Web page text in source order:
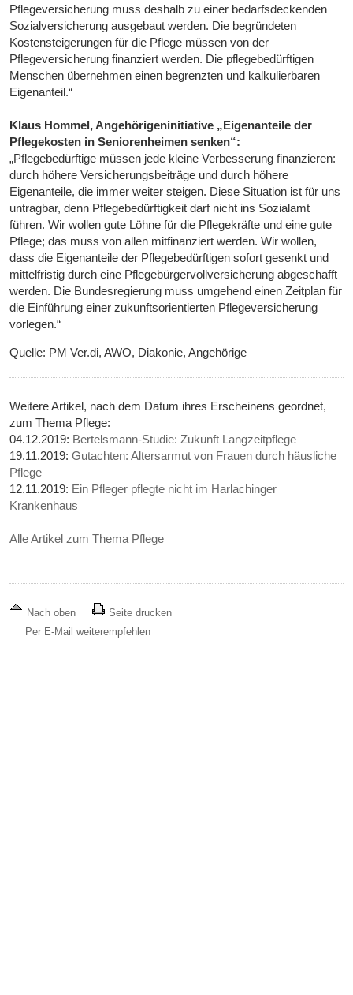
Pflegeversicherung muss deshalb zu einer bedarfsdeckenden
Sozialversicherung ausgebaut werden. Die begründeten
Kostensteigerungen für die Pflege müssen von der
Pflegeversicherung finanziert werden. Die pflegebedürftigen
Menschen übernehmen einen begrenzten und kalkulierbaren
Eigenanteil.“
Klaus Hommel, Angehörigeninitiative „Eigenanteile der
Pflegekosten in Seniorenheimen senken“:
„Pflegebedürftige müssen jede kleine Verbesserung finanzieren:
durch höhere Versicherungsbeiträge und durch höhere
Eigenanteile, die immer weiter steigen. Diese Situation ist für uns
untragbar, denn Pflegebedürftigkeit darf nicht ins Sozialamt
führen. Wir wollen gute Löhne für die Pflegekräfte und eine gute
Pflege; das muss von allen mitfinanziert werden. Wir wollen,
dass die Eigenanteile der Pflegebedürftigen sofort gesenkt und
mittelfristig durch eine Pflegebürgervollversicherung abgeschafft
werden. Die Bundesregierung muss umgehend einen Zeitplan für
die Einführung einer zukunftsorientierten Pflegeversicherung
vorlegen.“
Quelle: PM Ver.di, AWO, Diakonie, Angehörige
Weitere Artikel, nach dem Datum ihres Erscheinens geordnet,
zum Thema Pflege:
04.12.2019: Bertelsmann-Studie: Zukunft Langzeitpflege
19.11.2019:Gutachten: Altersarmut von Frauen durch häusliche
Pflege
12.11.2019: Ein Pfleger pflegte nicht im Harlachinger
Krankenhaus
Alle Artikel zum Thema Pflege
Nach oben
Seite drucken
Per E-Mail weiterempfehlen